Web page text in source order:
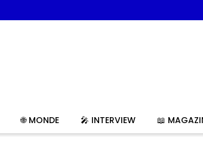
🌐 MONDE 🎤 INTERVIEW 📖